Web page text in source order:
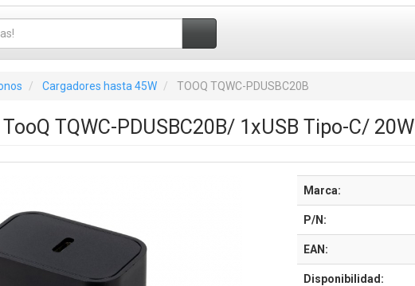
Cargadores hasta 45W TOOQ TQWC-PDUSBC20B
TQWC-PDUSBC20B/ 1xUSB Tipo-C/ 20W
Marca:
P/N:
EAN:
Disponibilidad: